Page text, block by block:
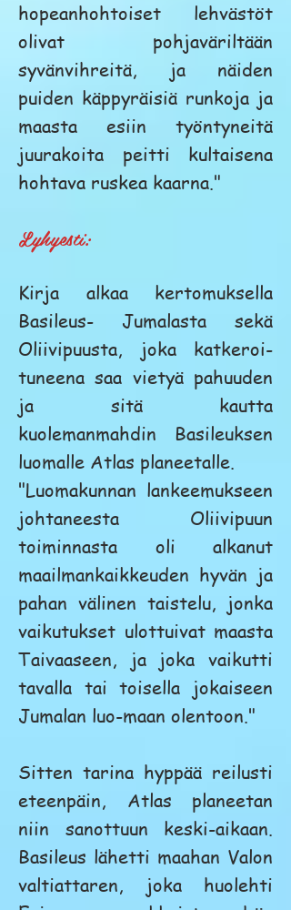
hopeanhohtoiset lehvästöt
olivat pohjaväriltään
syvänvihreitä, ja näiden
puiden käppyräisiä runkoja ja
maasta esiin työntyneitä
juurakoita peitti kultaisena
hohtava ruskea kaarna."
Lyhyesti:
Kirja alkaa kertomuksella
Basileus- Jumalasta sekä
Oliivipuusta, joka katkeroi-
tuneena saa vietyä pahuuden
ja sitä kautta
kuolemanmahdin Basileuksen
luomalle Atlas planeetalle.
"Luomakunnan lankeemukseen
johtaneesta Oliivipuun
toiminnasta oli alkanut
maailmankaikkeuden hyvän ja
pahan välinen taistelu, jonka
vaikutukset ulottuivat maasta
Taivaaseen, ja joka vaikutti
tavalla tai toisella jokaiseen
Jumalan luo-maan olentoon."
Sitten tarina hyppää reilusti
eteenpäin, Atlas planeetan
niin sanottuun keski-aikaan.
Basileus lähetti maahan Valon
valtiattaren, joka huolehti